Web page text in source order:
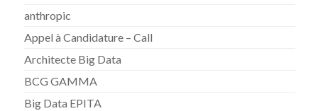
anthropic
Appel à Candidature – Call
Architecte Big Data
BCG GAMMA
Big Data EPITA